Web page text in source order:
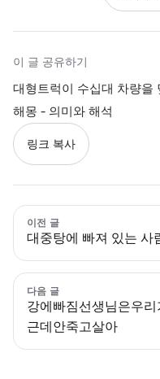
이 글 공유하기
대형트럭이 수십대 차량을
해몽 - 의미와 해석
링크 복사
이전 글
대중탕에 빠져 있는 사
다음 글
강에빠짐선생님은우
근데안죽고살아